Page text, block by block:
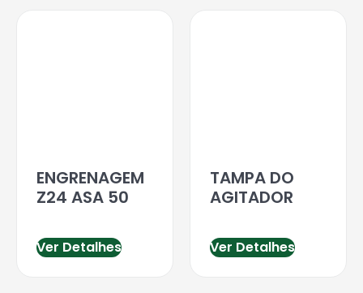
ENGRENAGEM
Z24 ASA 50
Ver Detalhes
TAMPA DO
AGITADOR
Ver Detalhes